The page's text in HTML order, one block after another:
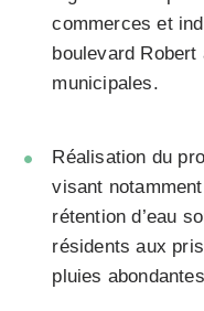
commerces et
boulevard
municipales.
Réalisation du
visant
rétention d’eau
résidents aux
pluies